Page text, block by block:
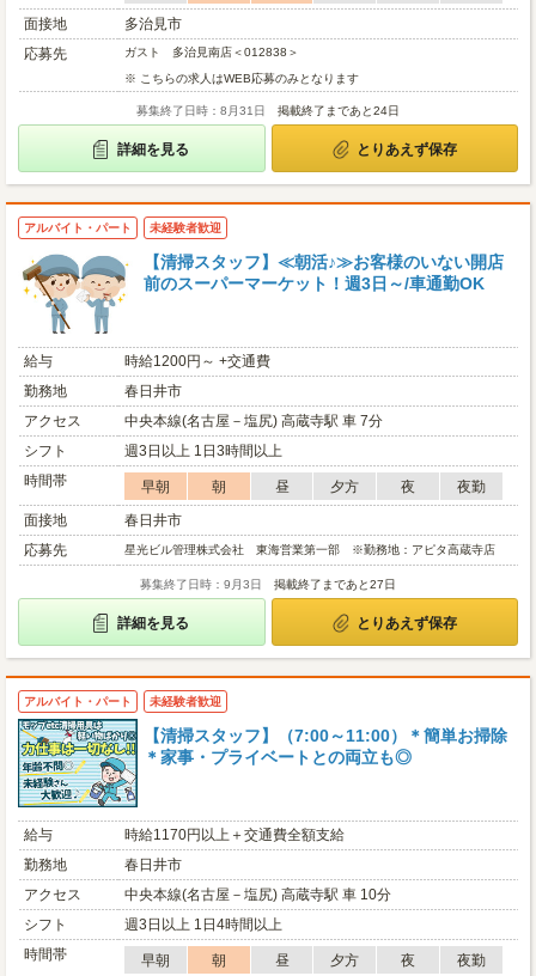
面接地
多治見市
応募先
ガスト 多治見南店＜012838＞
※ こちらの求人はWEB応募のみとなります
募集終了日時：8月31日 掲載終了まであと24日
詳細を見る とりあえず保存
アルバイト・パート 未経験者歓迎
【清掃スタッフ】≪朝活♪≫お客様のいない開店
前のスーパーマーケット！週3日～/車通勤OK
給与
時給1200円～ +交通費
勤務地
春日井市
アクセス
中央本線(名古屋－塩尻) 高蔵寺駅 車 7分
シフト
週3日以上 1日3時間以上
時間帯
早朝 朝 昼 夕方 夜
夜勤
面接地
春日井市
応募先
星光ビル管理株式会社 東海営業第一部 ※勤務地：アピタ高蔵寺店
募集終了日時：9月3日 掲載終了まであと27日
詳細を見る とりあえず保存
アルバイト・パート 未経験者歓迎
【清掃スタッフ】（7:00～11:00）＊簡単お掃除
＊家事・プライベートとの両立も◎
給与
時給1170円以上＋交通費全額支給
勤務地
春日井市
アクセス
中央本線(名古屋－塩尻) 高蔵寺駅 車 10分
シフト
週3日以上 1日4時間以上
時間帯
早朝 朝 昼 夕方 夜
夜勤